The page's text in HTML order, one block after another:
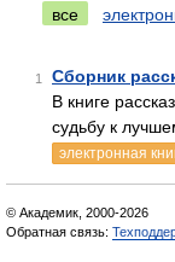
все
1 Сборник
В книге
судьбу к
электронная
© Академик, 2000-2026
Обратная связь: